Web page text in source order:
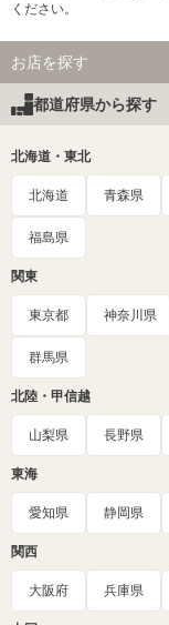
ください。
お店を探す
都道府県から探す
北海道・東北
北海道 青森県
福島県
関東
東京都 神奈川県
群馬県
北陸・甲信越
山梨県 長野県
東海
愛知県 静岡県
関西
大阪府 兵庫県